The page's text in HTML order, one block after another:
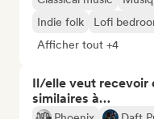
Indie folk
Lofi
Afficher tout +4
Il/elle veut recevoir
similaires à…